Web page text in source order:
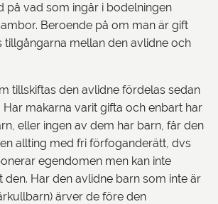
på vad som ingår i bodelningen
Beroende på om man är gift
tillgångarna mellan den avlidne och
tillskiftas den avlidne fördelas sedan
makarna varit gifta och enbart har
eller ingen av dem har barn, får den
allting med fri förfoganderätt, dvs
egendomen men kan inte
Har den avlidne barn som inte är
ärver de före den